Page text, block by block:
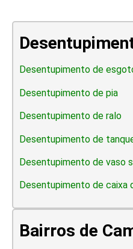
Desentupimento de
Desentupimento de pia
Desentupimento de ralo
Desentupimento de
Desentupimento de vaso
Desentupimento de caixa
Bairros de